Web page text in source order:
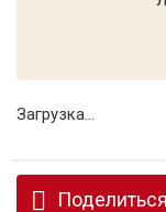
Загрузка...